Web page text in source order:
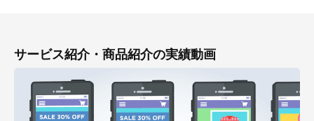
サービス紹介・商品紹介の実績動画